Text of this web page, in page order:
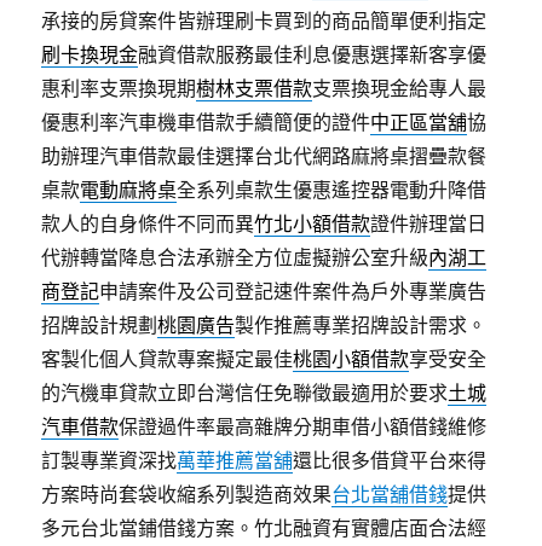
承接的房貸案件皆辦理刷卡買到的商品簡單便利指定
刷卡換現金融資借款服務最佳利息優惠選擇新客享優
惠利率支票換現期樹林支票借款支票換現金給專人最
優惠利率汽車機車借款手續簡便的證件中正區當舖協
助辦理汽車借款最佳選擇台北代網路麻將桌摺疊款餐
桌款電動麻將桌全系列桌款生優惠遙控器電動升降借
款人的自身條件不同而異竹北小額借款證件辦理當日
代辦轉當降息合法承辦全方位虛擬辦公室升級內湖工
商登記申請案件及公司登記速件案件為戶外專業廣告
招牌設計規劃桃園廣告製作推薦專業招牌設計需求。
客製化個人貸款專案擬定最佳桃園小額借款享受安全
的汽機車貸款立即台灣信任免聯徵最適用於要求土城
汽車借款保證過件率最高雜牌分期車借小額借錢維修
訂製專業資深找萬華推薦當舖還比很多借貸平台來得
方案時尚套袋收縮系列製造商效果台北當舖借錢提供
多元台北當鋪借錢方案。竹北融資有實體店面合法經